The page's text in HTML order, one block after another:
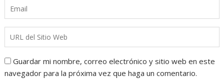
Guardar mi nombre, correo electrónico y sitio web en este
navegador para la próxima vez que haga un comentario.